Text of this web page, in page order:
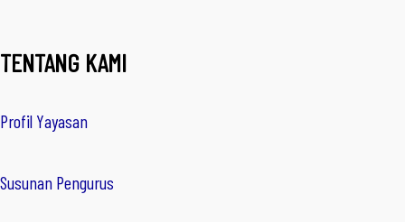
TENTANG KAMI
Profil Yayasan
Susunan Pengurus